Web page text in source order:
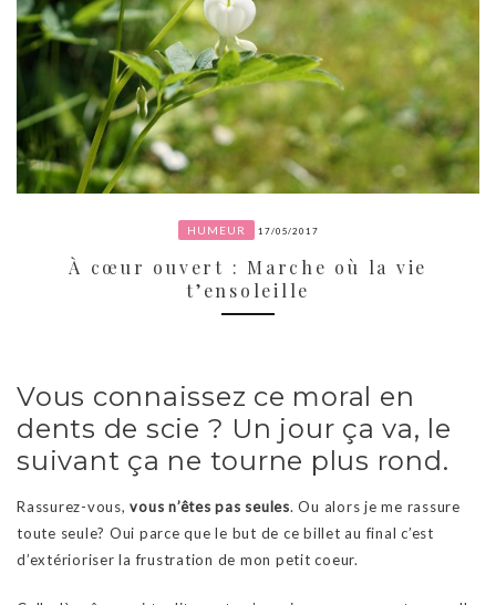
HUMEUR 17/05/2017
À cœur ouvert : Marche où la vie
t’ensoleille
Vous connaissez ce moral en
dents de scie ? Un jour ça va, le
suivant ça ne tourne plus rond.
Rassurez-vous,vous n’êtes pas seules. Ou alors je me rassure
toute seule? Oui parce que le but de ce billet au final c’est
d’extérioriser la frustration de mon petit coeur.